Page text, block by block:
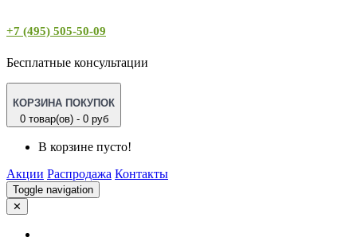
+7 (495) 505-50-09
Бесплатные консультации
КОРЗИНА ПОКУПОК
0 товар(ов) - 0 руб
В корзине пусто!
Акции Распродажа Контакты
Toggle navigation
✕